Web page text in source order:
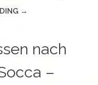
→
nach
–